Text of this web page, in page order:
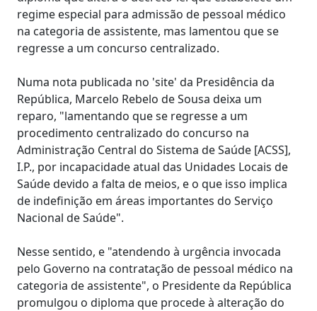
regime especial para admissão de pessoal médico
na categoria de assistente, mas lamentou que se
regresse a um concurso centralizado.
Numa nota publicada no 'site' da Presidência da
República, Marcelo Rebelo de Sousa deixa um
reparo, "lamentando que se regresse a um
procedimento centralizado do concurso na
Administração Central do Sistema de Saúde [ACSS],
I.P., por incapacidade atual das Unidades Locais de
Saúde devido a falta de meios, e o que isso implica
de indefinição em áreas importantes do Serviço
Nacional de Saúde".
Nesse sentido, e "atendendo à urgência invocada
pelo Governo na contratação de pessoal médico na
categoria de assistente", o Presidente da República
promulgou o diploma que procede à alteração do